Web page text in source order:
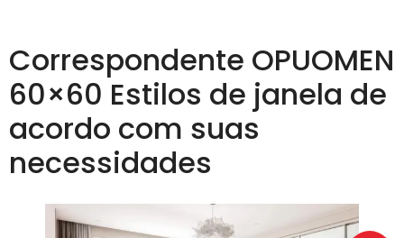
Correspondente OPUOMEN
60×60 Estilos de janela de
acordo com suas
necessidades